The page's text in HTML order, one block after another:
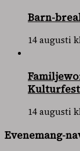
Barn-
14 augusti
14 augusti
Evenemang-